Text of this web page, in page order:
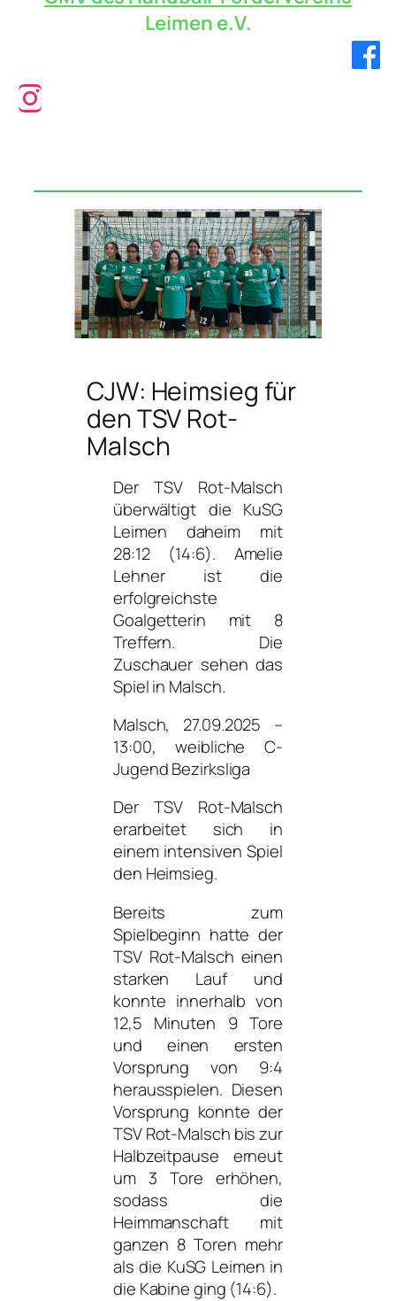
Leimen e.V.
Verbandsliga!
CJW: Heimsieg für
den TSV Rot-
Malsch
Der TSV Rot-Malsch
überwältigt die KuSG
Leimen daheim mit
28:12 (14:6).
Amelie
Lehner ist die
erfolgreichste
Goalgetterin mit 8
Treffern.
Die
Zuschauer sehen das
Spiel in Malsch.
Malsch, 27.09.2025 –
13:00, weibliche C-
Jugend Bezirksliga
Der TSV Rot-Malsch
erarbeitet sich in
einem intensiven Spiel
den Heimsieg.
Bereits zum
Spielbeginn hatte der
TSV Rot-Malsch einen
starken Lauf und
konnte innerhalb von
12,5 Minuten 9 Tore
und einen ersten
Vorsprung von 9:4
herausspielen. Diesen
Vorsprung konnte der
TSV Rot-Malsch bis zur
Halbzeitpause erneut
um 3 Tore erhöhen,
sodass die
Heimmanschaft mit
ganzen 8 Toren mehr
als die KuSG Leimen in
die Kabine ging (14:6).